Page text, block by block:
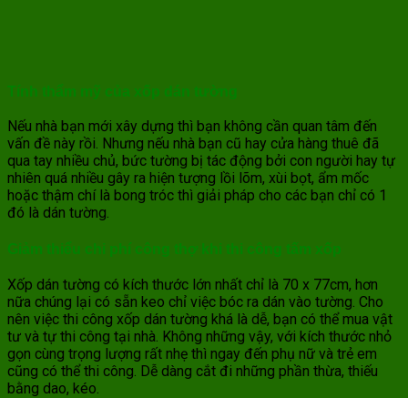
Tính thẩm mỹ của xốp dán tường
Nếu nhà bạn mới xây dựng thì bạn không cần quan tâm đến
vấn đề này rồi. Nhưng nếu nhà bạn cũ hay cửa hàng thuê đã
qua tay nhiều chủ, bức tường bị tác động bởi con người hay tự
nhiên quá nhiều gây ra hiện tượng lồi lõm, xùi bọt, ẩm mốc
hoặc thậm chí là bong tróc thì giải pháp cho các bạn chỉ có 1
đó là dán tường.
Giảm thiểu chi phí công thợ khi thi công tấm xốp
Xốp dán tường có kích thước lớn nhất chỉ là 70 x 77cm, hơn
nữa chúng lại có sẵn keo chỉ việc bóc ra dán vào tường. Cho
nên việc thi công xốp dán tường khá là dễ, bạn có thể mua vật
tư và tự thi công tại nhà. Không những vậy, với kích thước nhỏ
gọn cùng trọng lượng rất nhẹ thì ngay đến phụ nữ và trẻ em
cũng có thể thi công. Dễ dàng cắt đi những phần thừa, thiếu
bằng dao, kéo.